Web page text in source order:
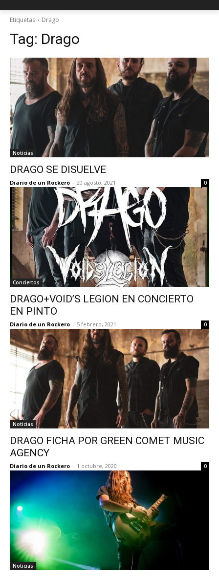
Etiquetas Drago
Tag: Drago
Noticias
DRAGO SE DISUELVE
Diario de un Rockero - 20 agosto, 2021 0
Conciertos
DRAGO+VOID’S LEGION EN CONCIERTO
EN PINTO
Diario de un Rockero - 5 febrero, 2021 0
Noticias
DRAGO FICHA POR GREEN COMET MUSIC
AGENCY
Diario de un Rockero - 1 octubre, 2020 0
Noticias